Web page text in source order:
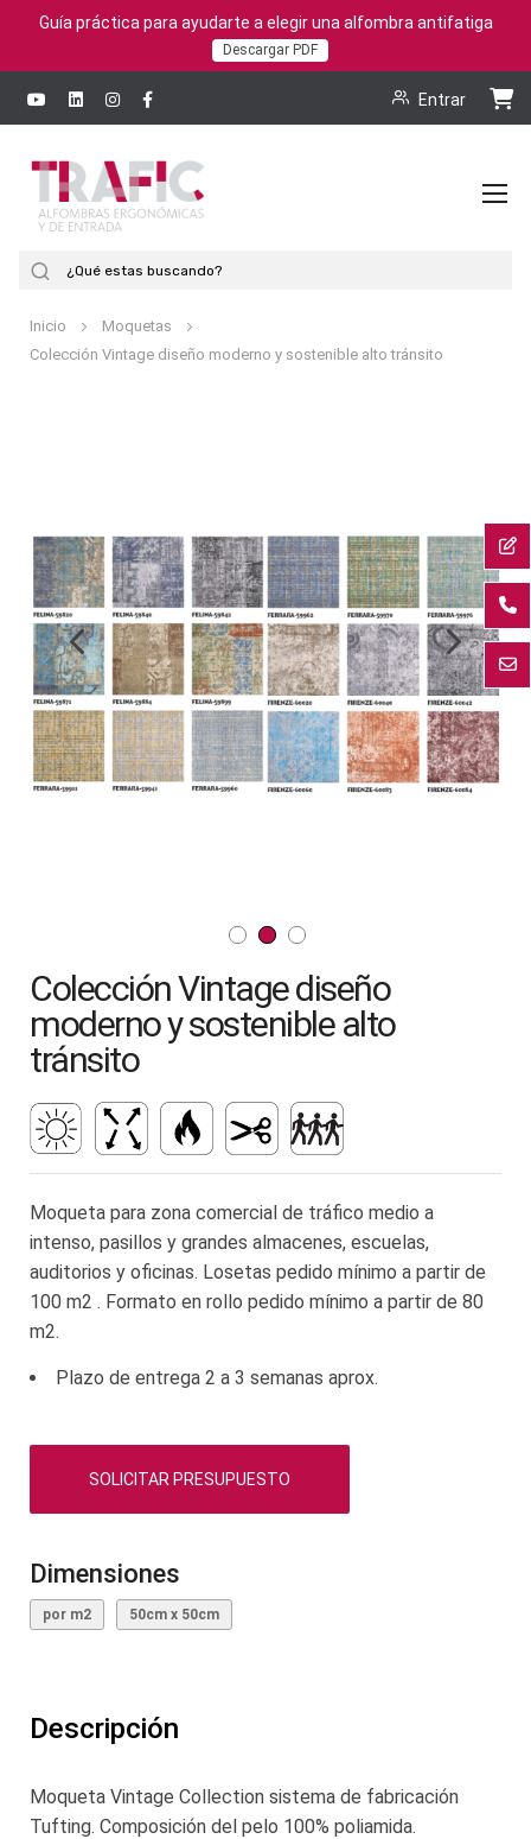
Guía práctica para ayudarte a elegir una alfombra antifatiga
Descargar PDF
Entrar
Inicio
Moquetas
Colección Vintage diseño moderno y sostenible alto tránsito
la
galería
de
imágenes
al
comienzo
de
de
imágenes
Colección Vintage diseño
moderno y sostenible alto
tránsito
Moqueta para zona comercial de tráfico medio a
intenso, pasillos y grandes almacenes, escuelas,
auditorios y oficinas. Losetas pedido mínimo a partir de
100 m2 . Formato en rollo pedido mínimo a partir de 80
m2.
Plazo de entrega 2 a 3 semanas aprox.
SOLICITAR PRESUPUESTO
Dimensiones
por m2 50cm x 50cm
Descripción
Moqueta Vintage Collection sistema de fabricación
Tufting. Composición del pelo 100% poliamida.